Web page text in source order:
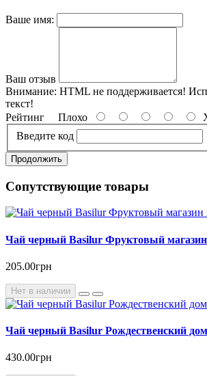
Ваше имя:
Ваш отзыв
Внимание: HTML не поддерживается!
текст!
Рейтинг Плохо
Введите код
Продолжить
Сопутствующие товары
Чай черный Basilur Фруктовый магазин
205.00грн
Нет в наличии
Чай черный Basilur Рождественский
430.00грн